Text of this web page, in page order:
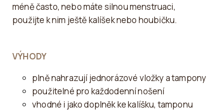
méně často, nebo máte silnou menstruaci,
použijte k nim ještě kalíšek nebo houbičku.
VÝHODY
plně nahrazují jednorázové vložky a tampony
použitelné pro každodenní nošení
vhodné i jako doplněk ke kalíšku, tamponu